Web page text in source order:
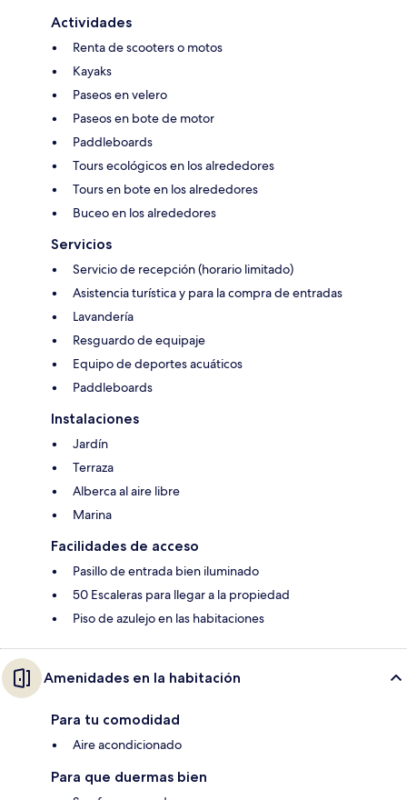
Actividades
Renta de scooters o motos
Kayaks
Paseos en velero
Paseos en bote de motor
Paddleboards
Tours ecológicos en los alrededores
Tours en bote en los alrededores
Buceo en los alrededores
Servicios
Servicio de recepción (horario limitado)
Asistencia turística y para la compra de entradas
Lavandería
Resguardo de equipaje
Equipo de deportes acuáticos
Paddleboards
Instalaciones
Jardín
Terraza
Alberca al aire libre
Marina
Facilidades de acceso
Pasillo de entrada bien iluminado
50 Escaleras para llegar a la propiedad
Piso de azulejo en las habitaciones
Amenidades en la habitación
Para tu comodidad
Aire acondicionado
Para que duermas bien